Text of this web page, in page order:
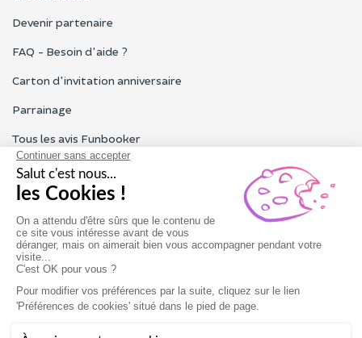
Devenir partenaire
FAQ - Besoin d'aide ?
Carton d'invitation anniversaire
Parrainage
Tous les avis Funbooker
Particuliers, entreprises, professionnels
Notre service client est ouvert du lundi au vendredi de 9h à 18h
Nous contacter